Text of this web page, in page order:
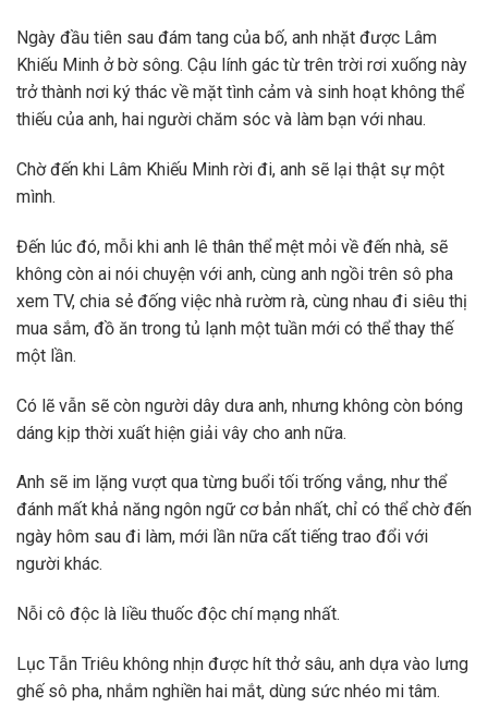
Ngày đầu tiên sau đám tang của bố, anh nhặt được Lâm
Khiếu Minh ở bờ sông. Cậu lính gác từ trên trời rơi xuống này
trở thành nơi ký thác về mặt tình cảm và sinh hoạt không thể
thiếu của anh, hai người chăm sóc và làm bạn với nhau.
Chờ đến khi Lâm Khiếu Minh rời đi, anh sẽ lại thật sự một
mình.
Đến lúc đó, mỗi khi anh lê thân thể mệt mỏi về đến nhà, sẽ
không còn ai nói chuyện với anh, cùng anh ngồi trên sô pha
xem TV, chia sẻ đống việc nhà rườm rà, cùng nhau đi siêu thị
mua sắm, đồ ăn trong tủ lạnh một tuần mới có thể thay thế
một lần.
Có lẽ vẫn sẽ còn người dây dưa anh, nhưng không còn bóng
dáng kịp thời xuất hiện giải vây cho anh nữa.
Anh sẽ im lặng vượt qua từng buổi tối trống vắng, như thể
đánh mất khả năng ngôn ngữ cơ bản nhất, chỉ có thể chờ đến
ngày hôm sau đi làm, mới lần nữa cất tiếng trao đổi với
người khác.
Nỗi cô độc là liều thuốc độc chí mạng nhất.
Lục Tẫn Triêu không nhịn được hít thở sâu, anh dựa vào lưng
ghế sô pha, nhắm nghiền hai mắt, dùng sức nhéo mi tâm.